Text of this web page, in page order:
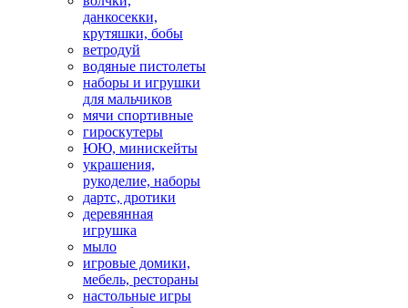
данкосекки,
крутяшки, бобы
ветродуй
водяные пистолеты
наборы и игрушки
для мальчиков
мячи спортивные
гироскутеры
ЮЮ, минискейты
украшения,
рукоделие, наборы
дартс, дротики
деревянная
игрушка
мыло
игровые домики,
мебель, рестораны
настольные игры